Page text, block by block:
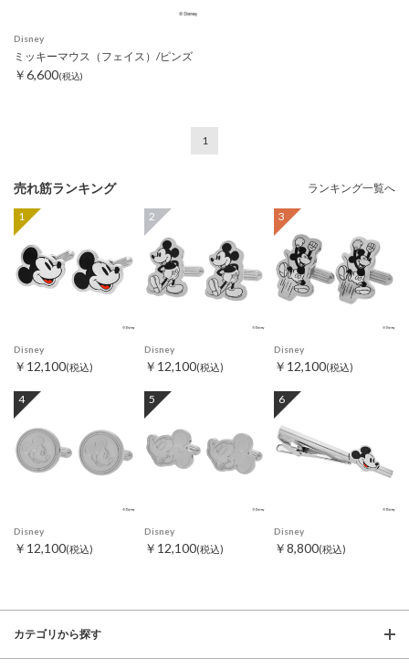
Disney
ミッキーマウス（フェイス）/ピンズ
￥6,600(税込)
1
売れ筋ランキング ランキング一覧へ
1
Disney
￥12,100(税込)
2
Disney
￥12,100(税込)
3
Disney
￥12,100(税込)
4
Disney
￥12,100(税込)
5
Disney
￥12,100(税込)
6
Disney
￥8,800(税込)
カテゴリから探す